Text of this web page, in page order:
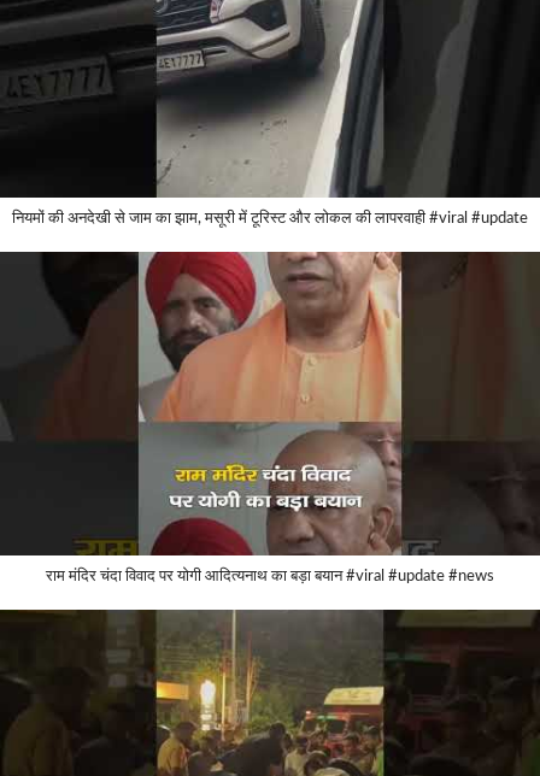
नियमों की अनदेखी से जाम का झाम, मसूरी में टूरिस्ट और लोकल की लापरवाही #viral #update
राम मंदिर चंदा विवाद पर योगी आदित्यनाथ का बड़ा बयान #viral #update #news